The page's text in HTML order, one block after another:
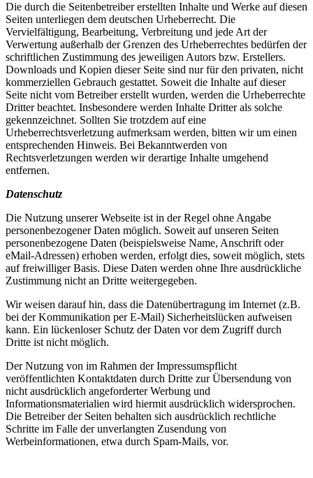
Die durch die Seitenbetreiber erstellten Inhalte und Werke auf diesen
Seiten unterliegen dem deutschen Urheberrecht. Die
Vervielfältigung, Bearbeitung, Verbreitung und jede Art der
Verwertung außerhalb der Grenzen des Urheberrechtes bedürfen der
schriftlichen Zustimmung des jeweiligen Autors bzw. Erstellers.
Downloads und Kopien dieser Seite sind nur für den privaten, nicht
kommerziellen Gebrauch gestattet. Soweit die Inhalte auf dieser
Seite nicht vom Betreiber erstellt wurden, werden die Urheberrechte
Dritter beachtet. Insbesondere werden Inhalte Dritter als solche
gekennzeichnet. Sollten Sie trotzdem auf eine
Urheberrechtsverletzung aufmerksam werden, bitten wir um einen
entsprechenden Hinweis. Bei Bekanntwerden von
Rechtsverletzungen werden wir derartige Inhalte umgehend
entfernen.
Datenschutz
Die Nutzung unserer Webseite ist in der Regel ohne Angabe
personenbezogener Daten möglich. Soweit auf unseren Seiten
personenbezogene Daten (beispielsweise Name, Anschrift oder
eMail-Adressen) erhoben werden, erfolgt dies, soweit möglich, stets
auf freiwilliger Basis. Diese Daten werden ohne Ihre ausdrückliche
Zustimmung nicht an Dritte weitergegeben.
Wir weisen darauf hin, dass die Datenübertragung im Internet (z.B.
bei der Kommunikation per E-Mail) Sicherheitslücken aufweisen
kann. Ein lückenloser Schutz der Daten vor dem Zugriff durch
Dritte ist nicht möglich.
Der Nutzung von im Rahmen der Impressumspflicht
veröffentlichten Kontaktdaten durch Dritte zur Übersendung von
nicht ausdrücklich angeforderter Werbung und
Informationsmaterialien wird hiermit ausdrücklich widersprochen.
Die Betreiber der Seiten behalten sich ausdrücklich rechtliche
Schritte im Falle der unverlangten Zusendung von
Werbeinformationen, etwa durch Spam-Mails, vor.